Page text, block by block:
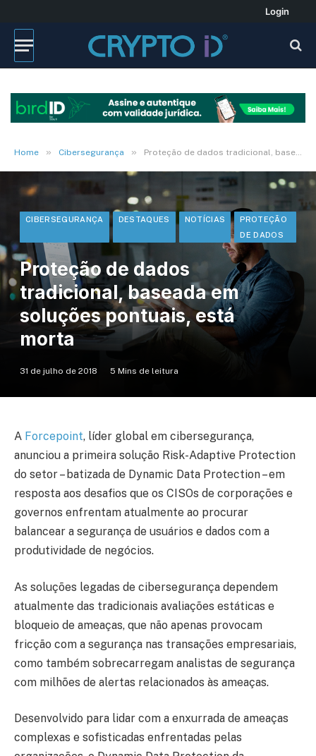
Login
Home » Cibersegurança » Proteção de dados tradicional, baseada em soluções pontuais, está morta
CIBERSEGURANÇA DESTAQUES NOTÍCIAS
PROTEÇÃO
DE DADOS
Proteção de dados
tradicional, baseada em
soluções pontuais, está
morta
31 de julho de 2018 5 Mins de leitura
A Forcepoint, líder global em cibersegurança,
anunciou a primeira solução Risk-Adaptive Protection
do setor – batizada de Dynamic Data Protection – em
resposta aos desafios que os CISOs de corporações e
governos enfrentam atualmente ao procurar
balancear a segurança de usuários e dados com a
produtividade de negócios.
As soluções legadas de cibersegurança dependem
atualmente das tradicionais avaliações estáticas e
bloqueio de ameaças, que não apenas provocam
fricção com a segurança nas transações empresariais,
como também sobrecarregam analistas de segurança
com milhões de alertas relacionados às ameaças.
Desenvolvido para lidar com a enxurrada de ameaças
complexas e sofisticadas enfrentadas pelas